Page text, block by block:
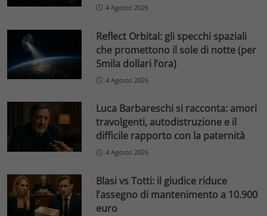
4 Agosto 2026
Reflect Orbital: gli specchi spaziali
che promettono il sole di notte (per
5mila dollari l’ora)
4 Agosto 2026
Luca Barbareschi si racconta: amori
travolgenti, autodistruzione e il
difficile rapporto con la paternità
4 Agosto 2026
Blasi vs Totti: il giudice riduce
l’assegno di mantenimento a 10.900
euro